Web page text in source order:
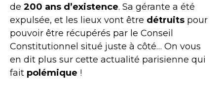
de 200 ans d’existence. Sa gérante a été
expulsée, et les lieux vont être détruits pour
pouvoir être récupérés par le Conseil
Constitutionnel situé juste à côté… On vous
en dit plus sur cette actualité parisienne qui
fait polémique !